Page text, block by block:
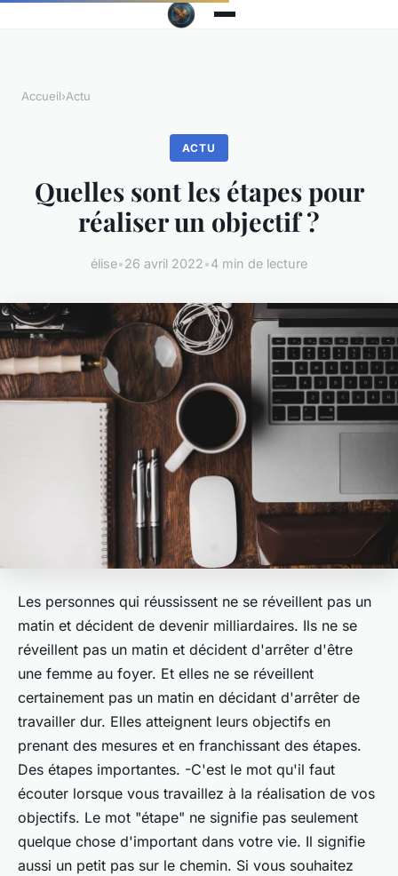
Accueil›Actu
ACTU
Quelles sont les étapes pour
réaliser un objectif ?
élise•26 avril 2022•4 min de lecture
Les personnes qui réussissent ne se réveillent pas un
matin et décident de devenir milliardaires. Ils ne se
réveillent pas un matin et décident d'arrêter d'être
une femme au foyer. Et elles ne se réveillent
certainement pas un matin en décidant d'arrêter de
travailler dur. Elles atteignent leurs objectifs en
prenant des mesures et en franchissant des étapes.
Des étapes importantes. -C'est le mot qu'il faut
écouter lorsque vous travaillez à la réalisation de vos
objectifs. Le mot "étape" ne signifie pas seulement
quelque chose d'important dans votre vie. Il signifie
aussi un petit pas sur le chemin. Si vous souhaitez